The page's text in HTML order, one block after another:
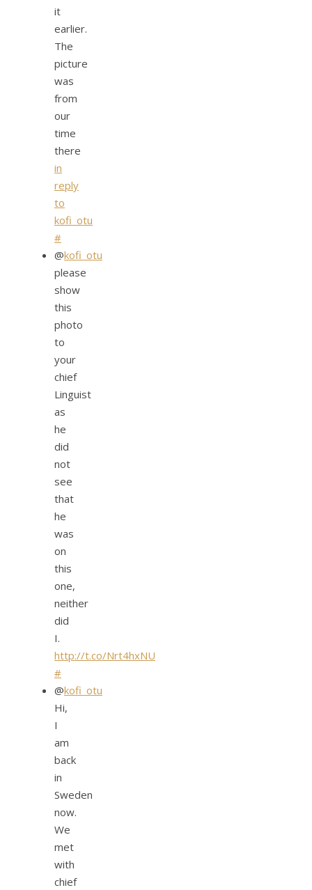
it
earlier.
The
picture
was
from
our
time
there
in
reply
to
kofi_otu
#
@kofi_otu
please
show
this
photo
to
your
chief
Linguist
as
he
did
not
see
that
he
was
on
this
one,
neither
did
I.
http://t.co/Nrt4hxNU
#
@kofi_otu
Hi,
I
am
back
in
Sweden
now.
We
met
with
chief